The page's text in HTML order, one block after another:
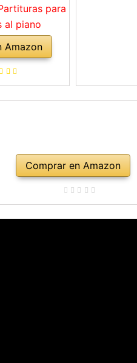
para
al piano
Amazon
Comprar en Amazon